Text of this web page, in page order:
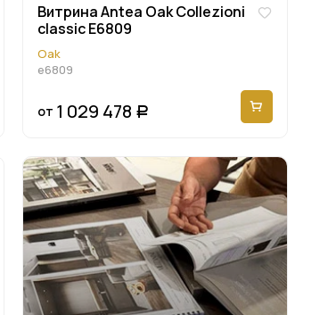
Витрина Antea Oak Collezioni
classic E6809
Oak
e6809
от 1 029 478 Р